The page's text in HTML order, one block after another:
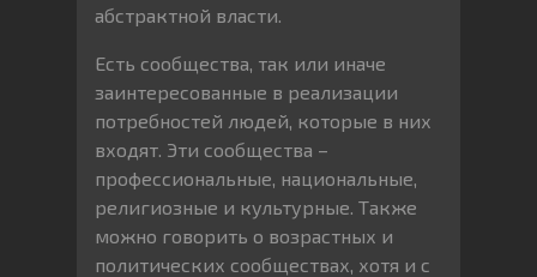
абстрактной власти.
Есть сообщества, так или иначе
заинтересованные в реализации
потребностей людей, которые в них
входят. Эти сообщества –
профессиональные, национальные,
религиозные и культурные. Также
можно говорить о возрастных и
политических сообществах, хотя и с